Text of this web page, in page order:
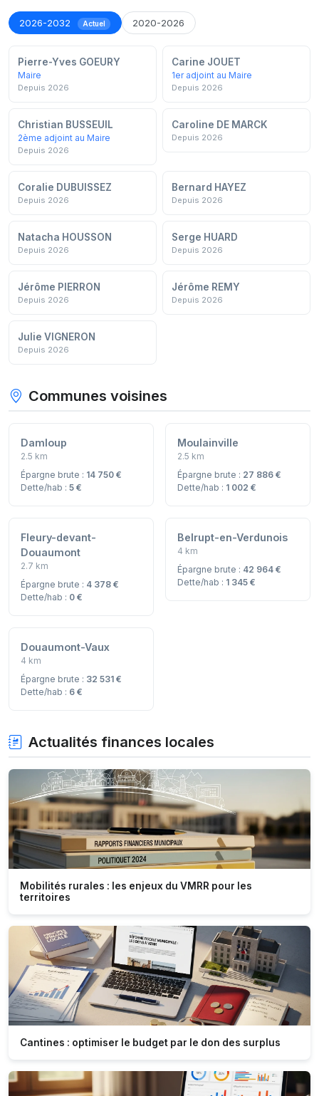
2026-2032 Actuel 2020-2026
Pierre-Yves GOEURY
Maire
Depuis 2026
Carine JOUET
1er adjoint au Maire
Depuis 2026
Christian BUSSEUIL
2ème adjoint au Maire
Depuis 2026
Caroline DE MARCK
Depuis 2026
Coralie DUBUISSEZ
Depuis 2026
Bernard HAYEZ
Depuis 2026
Natacha HOUSSON
Depuis 2026
Serge HUARD
Depuis 2026
Jérôme PIERRON
Depuis 2026
Jérôme REMY
Depuis 2026
Julie VIGNERON
Depuis 2026
Communes voisines
Damloup
2.5 km
Épargne brute : 14 750 €
Dette/hab : 5 €
Moulainville
2.5 km
Épargne brute : 27 886 €
Dette/hab : 1 002 €
Fleury-devant-
Douaumont
2.7 km
Épargne brute : 4 378 €
Dette/hab : 0 €
Belrupt-en-Verdunois
4 km
Épargne brute : 42 964 €
Dette/hab : 1 345 €
Douaumont-Vaux
4 km
Épargne brute : 32 531 €
Dette/hab : 6 €
Actualités finances locales
Mobilités rurales : les enjeux du VMRR pour les
territoires
Cantines : optimiser le budget par le don des surplus